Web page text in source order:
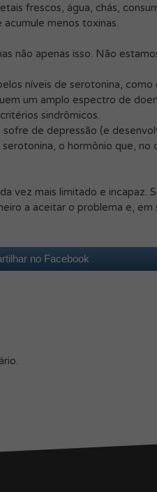
frescos, água, chás,
menos toxinas.
não apenas isso. Não
níveis de serotonina,
um amplo espectro de
sindrômicos.
de depressão (e
o hormônio que, no
vez mais limitado e incapaz.
a aceitar o problema e, em
no Facebook